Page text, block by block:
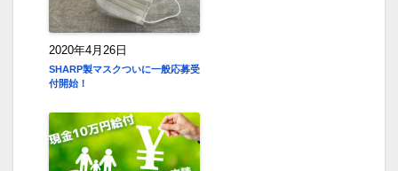
2020年4月26日
SHARP製マスクついに一般応募受
付開始！